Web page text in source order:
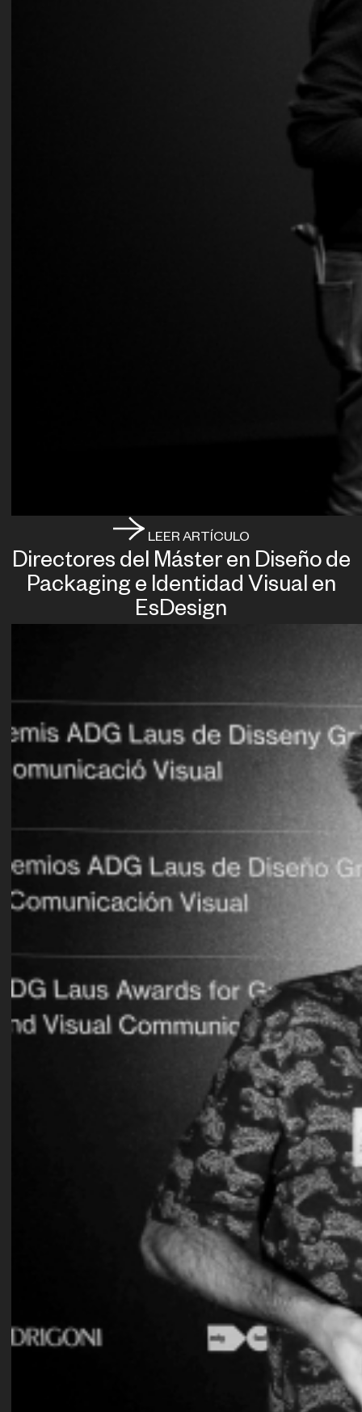
LEER ARTÍCULO
Directores del Máster en Diseño de
Packaging e Identidad Visual en
EsDesign